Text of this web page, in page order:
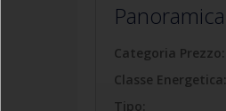
Panoramica
Categoria Prezzo:
Classe Energetica:
Tipo: